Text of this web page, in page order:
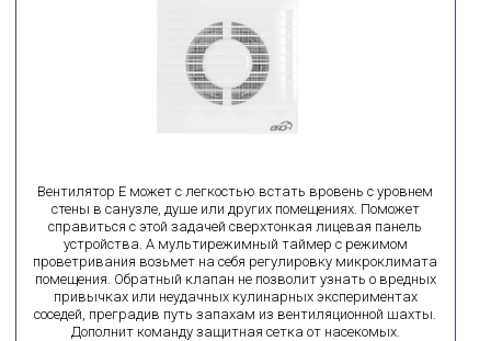
Вентилятор E может с легкостью встать вровень с уровнем
стены в санузле, душе или других помещениях. Поможет
справиться с этой задачей сверхтонкая лицевая панель
устройства. А мультирежимный таймер с режимом
проветривания возьмет на себя регулировку микроклимата
помещения. Обратный клапан не позволит узнать о вредных
привычках или неудачных кулинарных экспериментах
соседей, преградив путь запахам из вентиляционной шахты.
Дополнит команду защитная сетка от насекомых.